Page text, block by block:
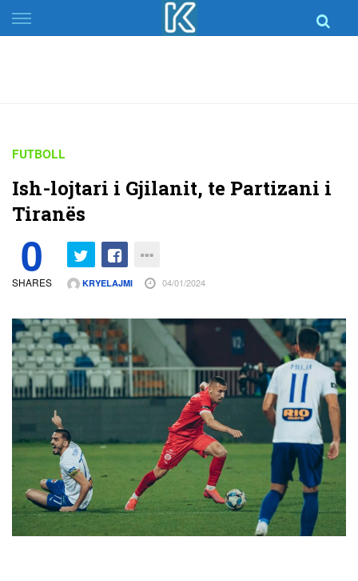
Skip
to
FUTBOLL
Ish-lojtari i Gjilanit, te Partizani i
Tiranës
0
SHARES KRYELAJMI 04/01/2024